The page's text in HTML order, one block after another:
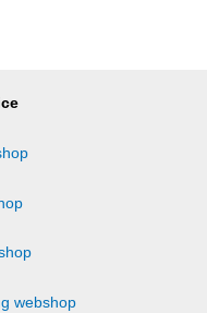
webshop